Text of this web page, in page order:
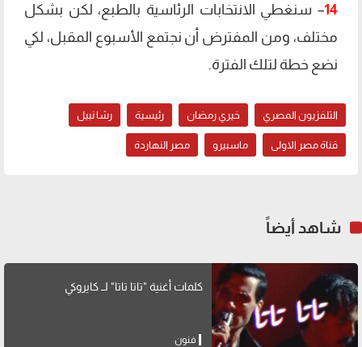
14– سنغطي الانتخابات الرئاسية بالطبع، لكن بشكل
مختلف، ومن المفترض أن نجتمع الأسبوع المقبل، لكي
نضع خطة لتلك الفترة.
التلفزيون المصري خيري رمضان رئيسية رشا نبيل
قناة مصر الاولى ماسبيرو مصر النهاردة
شاهد أيضاً
كلمات أغنية "تاتا تاتا" لــ كايروكي
فنون